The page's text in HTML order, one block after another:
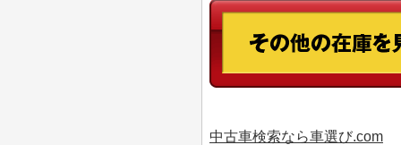
中古車検索なら車選び.com